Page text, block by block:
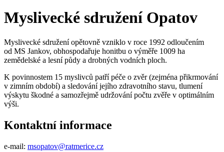
Myslivecké sdružení Opatov
Myslivecké sdružení opětovně vzniklo v roce 1992 odloučením
od MS Jankov, obhospodařuje honitbu o výměře 1009 ha
zemědelské a lesní půdy a drobných vodních ploch.
K povinnostem 15 myslivců patří péče o zvěr (zejména přikrmování
v zimním období) a sledování jejího zdravotního stavu, tlumení
výskytu škodné a samozřejmě udržování počtu zvěře v optimálním
výši.
Kontaktní informace
e-mail: msopatov@ratmerice.cz